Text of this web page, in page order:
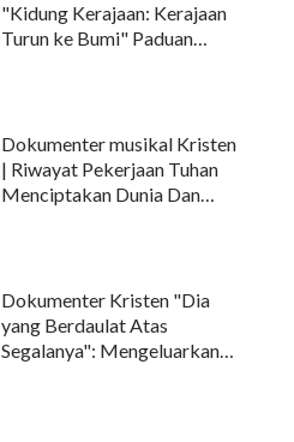
"Kidung Kerajaan: Kerajaan
Turun ke Bumi" Paduan
Dokumenter musikal Kristen
| Riwayat Pekerjaan Tuhan
Menciptakan Dunia Dan
Dokumenter Kristen "Dia
yang Berdaulat Atas
Segalanya": Mengeluarkan